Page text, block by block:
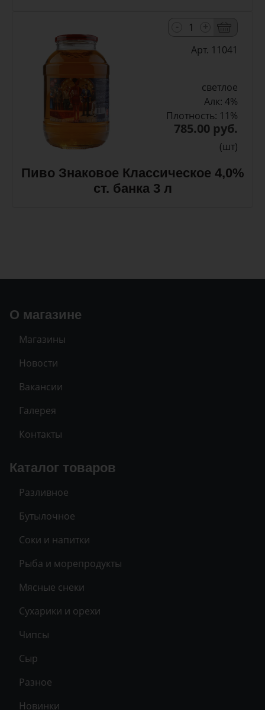
Арт. 11041
светлое
Алк: 4%
Плотность: 11%
785.00 руб.
(шт)
Пиво Знаковое Классическое 4,0%
ст. банка 3 л
О магазине
Магазины
Новости
Вакансии
Галерея
Контакты
Каталог товаров
Разливное
Бутылочное
Соки и напитки
Рыба и морепродукты
Мясные снеки
Сухарики и орехи
Чипсы
Сыр
Разное
Новинки